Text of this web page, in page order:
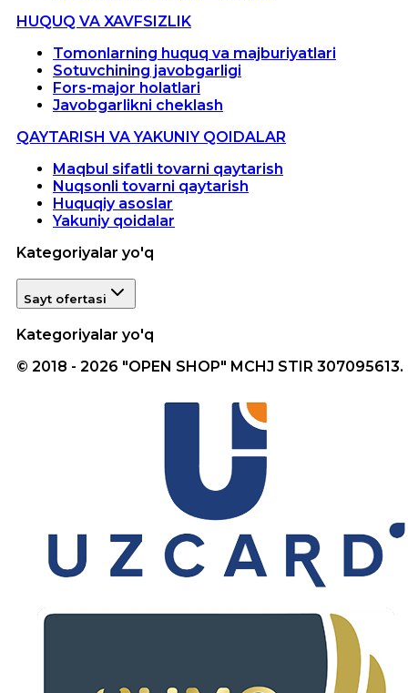
HUQUQ VA XAVFSIZLIK
Tomonlarning huquq va majburiyatlari
Sotuvchining javobgarligi
Fors-major holatlari
Javobgarlikni cheklash
QAYTARISH VA YAKUNIY QOIDALAR
Maqbul sifatli tovarni qaytarish
Nuqsonli tovarni qaytarish
Huquqiy asoslar
Yakuniy qoidalar
Kategoriyalar yo'q
Sayt ofertasi
Kategoriyalar yo'q
© 2018 - 2026 "OPEN SHOP" MCHJ STIR 307095613.